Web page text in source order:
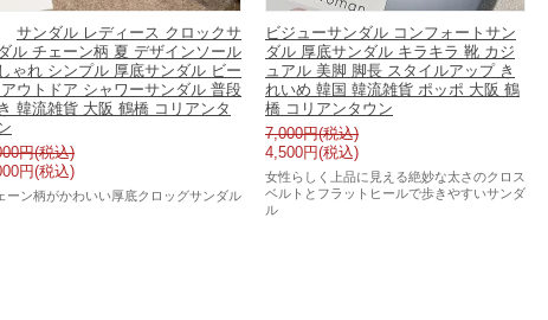
サンダル レディース クロックサ
ル チェーン柄 夏 デザインソール
ゃれ シンプル 厚底サンダル ビー
ウトドア シャワーサンダル 普段
韓流雑貨 大阪 鶴橋 コリアンタ
円(税込)
円(税込)
ーン柄がかわいい厚底クロッグサンダル
ビジューサンダル コンフォートサン
ダル 厚底サンダル キラキラ 靴 カジ
ュアル 美脚 脚長 スタイルアップ き
れいめ 韓国 韓流雑貨 ポッポ 大阪 鶴
橋 コリアンタウン
7,000円(税込)
4,500円(税込)
女性らしく上品に見える絶妙な太さのクロス
ベルトとフラットヒールで歩きやすいサンダ
ル